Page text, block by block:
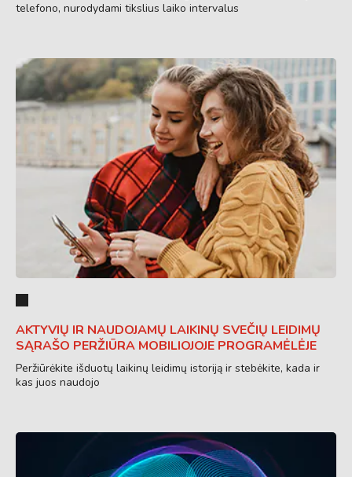
telefono, nurodydami tikslius laiko intervalus
AKTYVIŲ IR NAUDOJAMŲ LAIKINŲ SVEČIŲ LEIDIMŲ
SĄRAŠO PERŽIŪRA MOBILIOJOJE PROGRAMĖLĖJE
Peržiūrėkite išduotų laikinų leidimų istoriją ir stebėkite, kada ir
kas juos naudojo